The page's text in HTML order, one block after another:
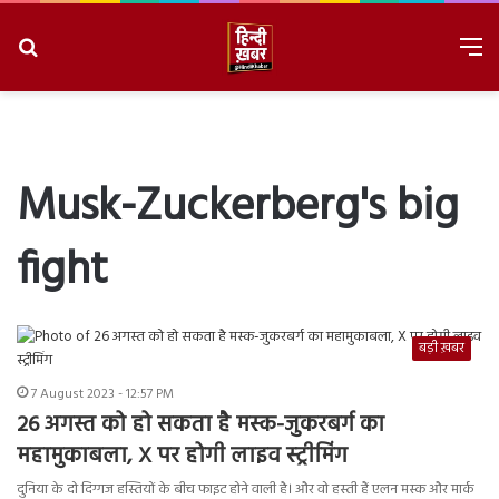
Musk-Zuckerberg's big
fight
बड़ी ख़बर
7 August 2023 - 12:57 PM
26 अगस्त को हो सकता है मस्क-जुकरबर्ग का
महामुकाबला, X पर होगी लाइव स्ट्रीमिंग
दुनिया के दो दिग्गज हस्तियों के बीच फाइट होने वाली है। और वो हस्ती हैं एलन मस्क और मार्क